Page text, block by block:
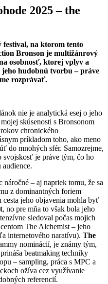
2025 – the
festival, na ktorom tento
Bronson je multižánrový
osobnosť, ktorej vplyv a
hudobnú tvorbu – práve
rozprávať.
nie je analytická esej o jeho
skúsenosti s Bronsonom
chronického
príkladom toho, ako meno
do mnohých sfér. Samozrejme,
svojskosť je práve tým, čo ho
– aj napriek tomu, že sa
z dominantných foriem
jeho objavenia mohla byť
, no pre mňa to však bola jeho
sledoval počas mojich
The Alchemist – jeho
internetového naratívu). The
nominácií, je známy tým,
beatmaking techniky
– sampling, práca s MPC a
ožíva cez využívanie
referencií.